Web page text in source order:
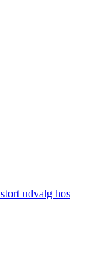
udvalg hos